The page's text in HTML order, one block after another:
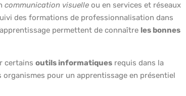
communication visuelle ou en services et réseaux
des formations de professionnalisation dans
permettent de connaître les bonnes
certains outils informatiques requis dans la
pour un apprentissage en présentiel